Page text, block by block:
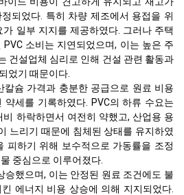
되었다. 특히 차량 제조에서 용접을 위
일부 지지를 제공하였다. 그러나 주택
소비는 지연되었으며, 이는 높은 주
건설업체 심리로 인해 건설 관련 활동과
었기 때문이다.
슘 가격과 충분한 공급으로 원료 비용
약세를 기록하였다. PVC의 하류 수요는
하락하면서 여전히 약했고, 산업용 용
느리기 때문에 침체된 상태를 유지하였
피하기 위해 보수적으로 가동률을 조정
중심으로 이루어졌다.
승했으며, 이는 안정된 원료 조건에도 불
에너지 비용 상승에 의해 지지되었다.